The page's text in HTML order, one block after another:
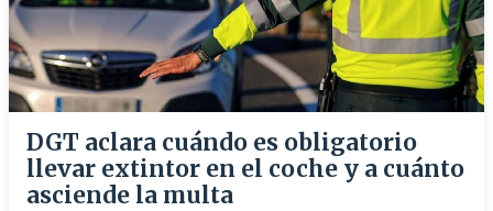
DGT aclara cuándo es obligatorio
llevar extintor en el coche y a cuánto
asciende la multa